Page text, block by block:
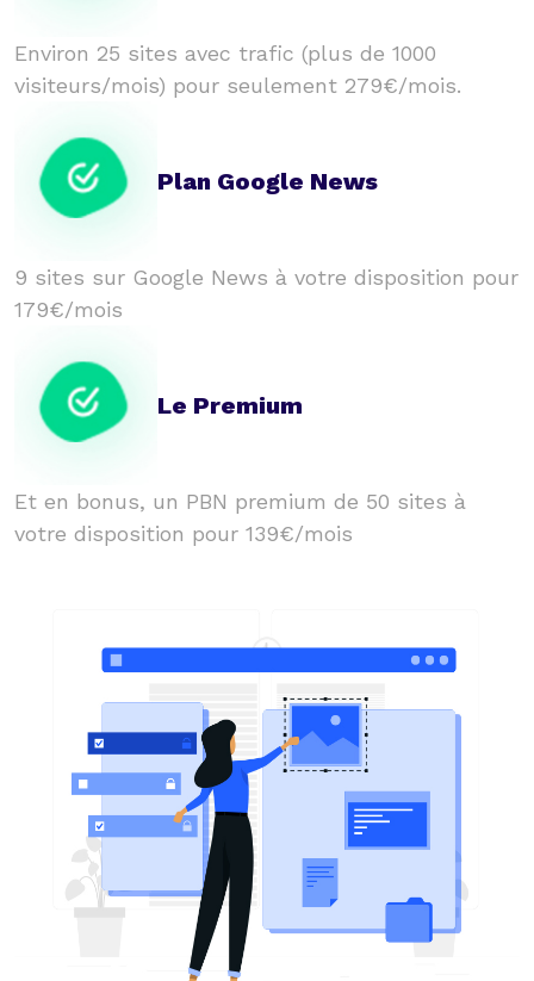
Environ 25 sites avec trafic (plus de 1000
visiteurs/mois) pour seulement 279€/mois.
Plan Google News
9 sites sur Google News à votre disposition pour
179€/mois
Le Premium
Et en bonus, un PBN premium de 50 sites à
votre disposition pour 139€/mois